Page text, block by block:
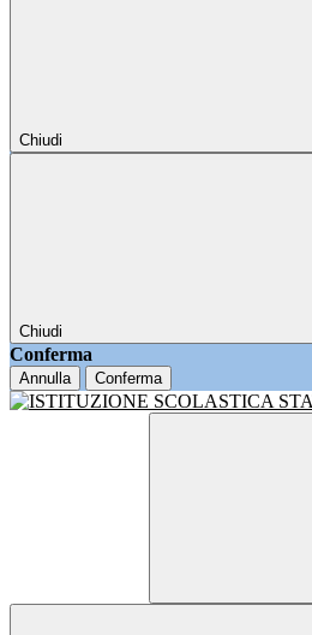
Chiudi
Chiudi
Conferma
Annulla Conferma